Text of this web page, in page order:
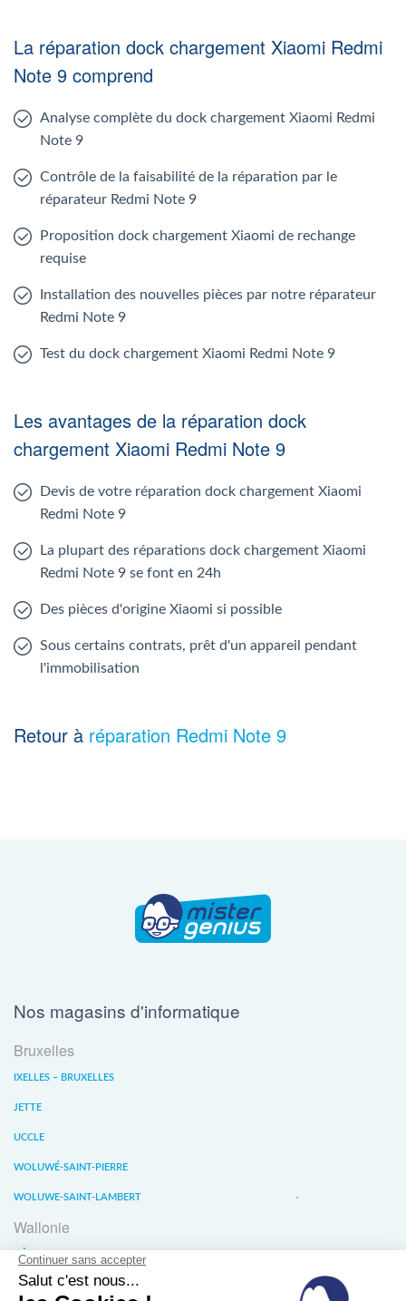
La réparation dock chargement Xiaomi Redmi
Note 9 comprend
Analyse complète du dock chargement Xiaomi Redmi
Note 9
Contrôle de la faisabilité de la réparation par le
réparateur Redmi Note 9
Proposition dock chargement Xiaomi de rechange
requise
Installation des nouvelles pièces par notre réparateur
Redmi Note 9
Test du dock chargement Xiaomi Redmi Note 9
Les avantages de la réparation dock
chargement Xiaomi Redmi Note 9
Devis de votre réparation dock chargement Xiaomi
Redmi Note 9
La plupart des réparations dock chargement Xiaomi
Redmi Note 9 se font en 24h
Des pièces d'origine Xiaomi si possible
Sous certains contrats, prêt d'un appareil pendant
l'immobilisation
Retour à réparation Redmi Note 9
Nos magasins d'informatique
Bruxelles
IXELLES – BRUXELLES
JETTE
UCCLE
WOLUWÉ-SAINT-PIERRE
WOLUWE-SAINT-LAMBERT
Wallonie
LIÈGE
WATERLOO